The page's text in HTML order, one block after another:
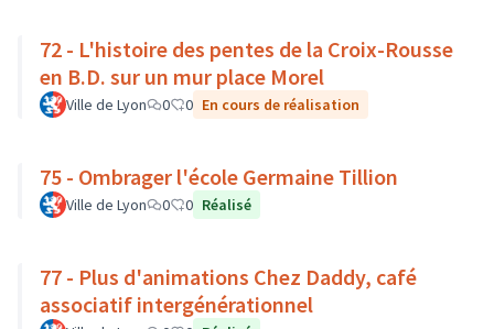
72 - L'histoire des pentes de la Croix-Rousse
en B.D. sur un mur place Morel
Ville de Lyon 0 0 En cours de réalisation
75 - Ombrager l'école Germaine Tillion
Ville de Lyon 0 0 Réalisé
77 - Plus d'animations Chez Daddy, café
associatif intergénérationnel